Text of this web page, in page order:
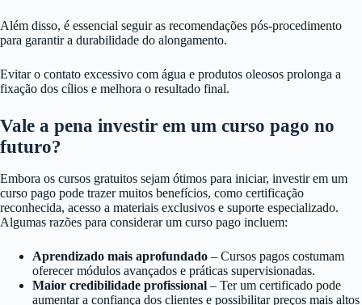
Além disso, é essencial seguir as recomendações pós-procedimento
para garantir a durabilidade do alongamento.
Evitar o contato excessivo com água e produtos oleosos prolonga a
fixação dos cílios e melhora o resultado final.
Vale a pena investir em um curso pago no
futuro?
Embora os cursos gratuitos sejam ótimos para iniciar, investir em um
curso pago pode trazer muitos benefícios, como certificação
reconhecida, acesso a materiais exclusivos e suporte especializado.
Algumas razões para considerar um curso pago incluem:
Aprendizado mais aprofundado – Cursos pagos costumam
oferecer módulos avançados e práticas supervisionadas.
Maior credibilidade profissional – Ter um certificado pode
aumentar a confiança dos clientes e possibilitar preços mais altos